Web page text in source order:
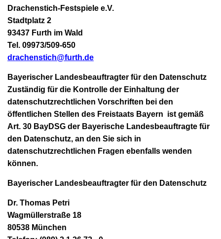
Drachenstich-Festspiele e.V.
Stadtplatz 2
93437 Furth im Wald
Tel. 09973/509-650
drachenstich@furth.de
Bayerischer Landesbeauftragter für den Datenschutz
Zuständig für die Kontrolle der Einhaltung der
datenschutzrechtlichen Vorschriften bei den
öffentlichen Stellen des Freistaats Bayern ist gemäß
Art. 30 BayDSG der Bayerische Landesbeauftragte für
den Datenschutz, an den Sie sich in
datenschutzrechtlichen Fragen ebenfalls wenden
können.
Bayerischer Landesbeauftragter für den Datenschutz
Dr. Thomas Petri
Wagmüllerstraße 18
80538 München